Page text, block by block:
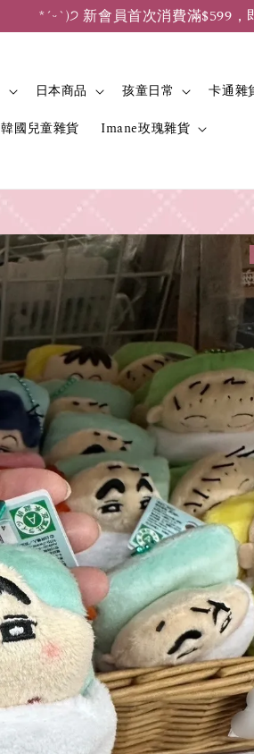
*ˊᵕˋ)੭ 新會員首次消費滿$599，
日本商品 孩童日常 卡通雜
韓國兒童雜貨 Imane玫瑰雜貨